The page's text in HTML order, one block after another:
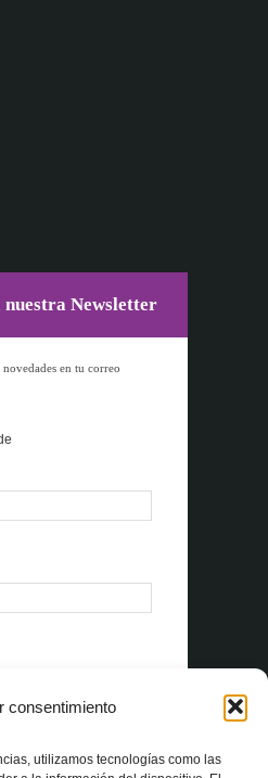
consentimiento
utilizamos tecnologías como las
nuestra Newsletter
en tu correo